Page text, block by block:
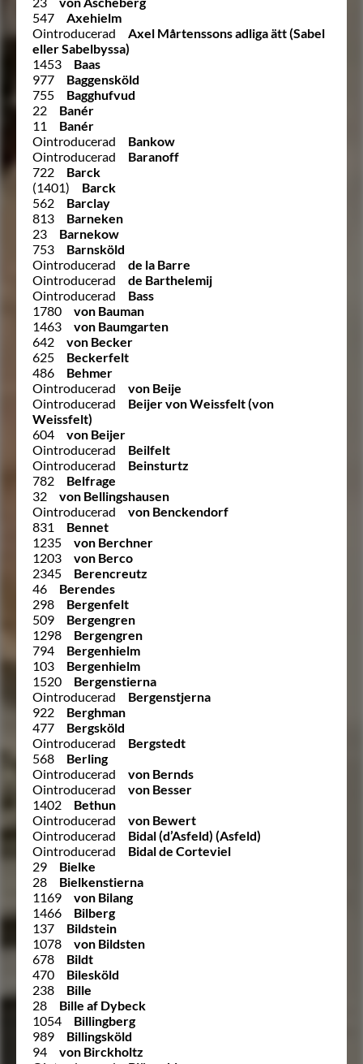
547
Axehielm
Ointroducerad
Axel Mårtenssons adliga ätt (Sabel
eller Sabelbyssa)
1453
Baas
977
Baggensköld
755
Bagghufvud
22
Banér
11
Banér
Ointroducerad
Bankow
Ointroducerad
Baranoff
722
Barck
(1401)
Barck
562
Barclay
813
Barneken
23
Barnekow
753
Barnsköld
Ointroducerad
de la Barre
Ointroducerad
de Barthelemij
Ointroducerad
Bass
1780
von Bauman
1463
von Baumgarten
642
von Becker
625
Beckerfelt
486
Behmer
Ointroducerad
von Beije
Ointroducerad
Beijer von Weissfelt (von
Weissfelt)
604
von Beijer
Ointroducerad
Beilfelt
Ointroducerad
Beinsturtz
782
Belfrage
32
von Bellingshausen
Ointroducerad
von Benckendorf
831
Bennet
1235
von Berchner
1203
von Berco
2345
Berencreutz
46
Berendes
298
Bergenfelt
509
Bergengren
1298
Bergengren
794
Bergenhielm
103
Bergenhielm
1520
Bergenstierna
Ointroducerad
Bergenstjerna
922
Berghman
477
Bergsköld
Ointroducerad
Bergstedt
568
Berling
Ointroducerad
von Bernds
Ointroducerad
von Besser
1402
Bethun
Ointroducerad
von Bewert
Ointroducerad
Bidal (d’Asfeld) (Asfeld)
Ointroducerad
Bidal de Corteviel
29
Bielke
28
Bielkenstierna
1169
von Bilang
1466
Bilberg
137
Bildstein
1078
von Bildsten
678
Bildt
470
Bilesköld
238
Bille
28
Bille af Dybeck
1054
Billingberg
989
Billingsköld
94
von Birckholtz